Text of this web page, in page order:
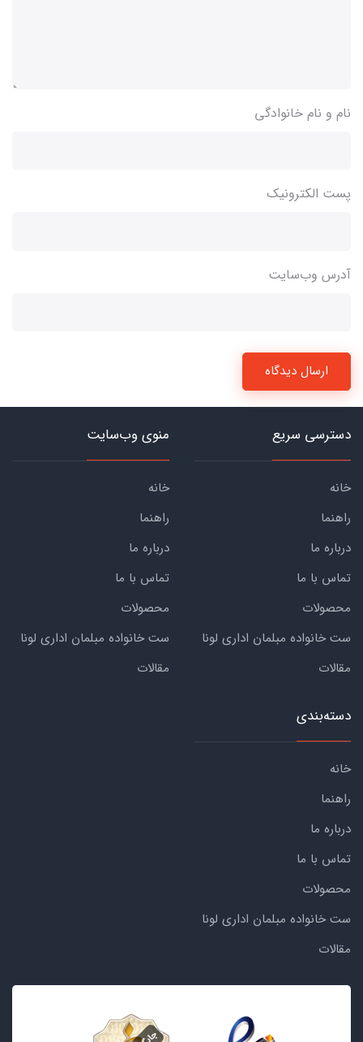
نام و نام خانوادگی
پست الکترونیک
آدرس وب‌سایت
ارسال دیدگاه
دسترسی سریع
خانه
راهنما
درباره ما
تماس با ما
محصولات
ست خانواده مبلمان اداری لونا
مقالات
منوی وب‌سایت
خانه
راهنما
درباره ما
تماس با ما
محصولات
ست خانواده مبلمان اداری لونا
مقالات
دسته‌بندی
خانه
راهنما
درباره ما
تماس با ما
محصولات
ست خانواده مبلمان اداری لونا
مقالات